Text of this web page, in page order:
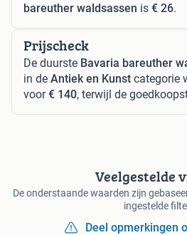
bareuther waldsassen is € 26.
Prijscheck
De duurste Bavaria bareuther
in de Antiek en Kunst categorie
voor€ 140, terwijl de
Veelgestelde
De onderstaande waarden zijn
ingestelde
Deel opmerkingen